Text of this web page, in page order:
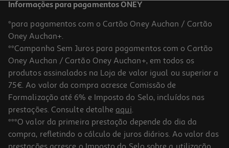
4.7
Forno Bosch Serie 8 Hbg7742b1 60 X 60 Cm Preto Pirolítico A+ 71l
3600w
1189.99 €/un
Informações para pagamentos ONEY
*para pagamentos com o Cartão Oney Auchan / Cartão
Oney Auchan+.
**Campanha Sem Juros para pagamentos com o Cartão
Oney Auchan / Cartão Oney Auchan+, em todos os
produtos assinalados na Loja de valor igual ou superior a
75€. Ao valor da compra acresce Comissão de
Formalização até 6% e Imposto do Selo, incluídos nas
prestações. Consulte detalhe aqui.
***O valor da primeira prestação depende do dia da
compra, refletindo o cálculo de juros diários. Ao valor das